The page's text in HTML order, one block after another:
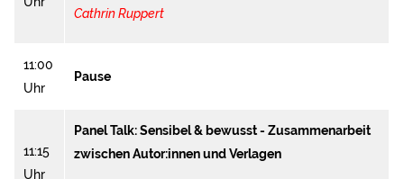
Cathrin Ruppert
11:00
Uhr
Pause
11:15
Uhr
Panel Talk: Sensibel & bewusst - Zusammenarbeit
zwischen Autor:innen und Verlagen